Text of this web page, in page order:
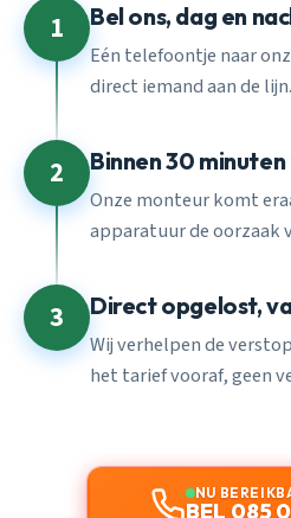
1 Bel ons, dag en
Eén telefoontje naar
direct iemand aan de lijn.
2 Binnen 30
Onze monteur komt
apparatuur de oorzaak
3 Direct opgelost,
Wij verhelpen de
het tarief vooraf, geen
NU
BEL 085